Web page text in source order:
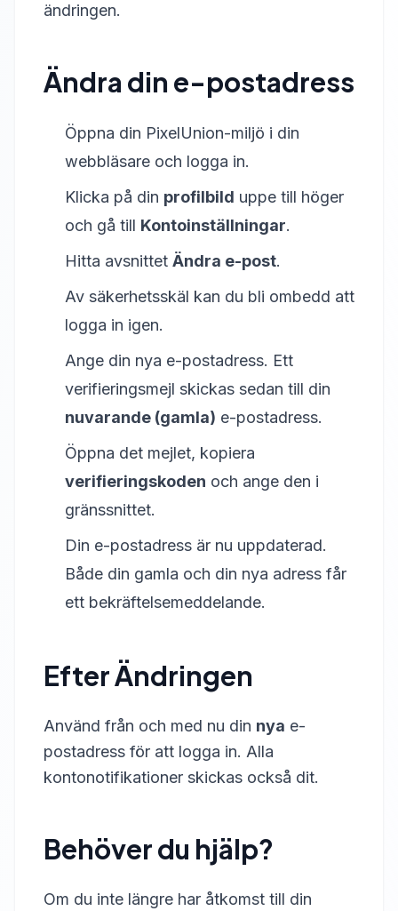
ändringen.
Ändra din e-postadress
Öppna din PixelUnion-miljö i din
webbläsare och logga in.
Klicka på din profilbild uppe till höger
och gå till Kontoinställningar.
Hitta avsnittet Ändra e-post.
Av säkerhetsskäl kan du bli ombedd att
logga in igen.
Ange din nya e-postadress. Ett
verifieringsmejl skickas sedan till din
nuvarande (gamla) e-postadress.
Öppna det mejlet, kopiera
verifieringskoden och ange den i
gränssnittet.
Din e-postadress är nu uppdaterad.
Både din gamla och din nya adress får
ett bekräftelsemeddelande.
Efter Ändringen
Använd från och med nu din nya e-
postadress för att logga in. Alla
kontonotifikationer skickas också dit.
Behöver du hjälp?
Om du inte längre har åtkomst till din